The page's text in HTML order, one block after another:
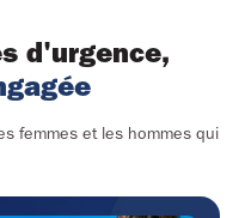
d'urgence,
femmes et les hommes qui